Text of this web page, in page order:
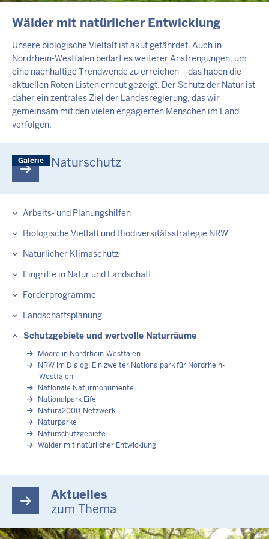
INHALTSSEITE
Wälder mit natürlicher Entwicklung
Unsere biologische Vielfalt ist akut gefährdet. Auch in
Nordrhein-Westfalen bedarf es weiterer Anstrengungen, um
eine nachhaltige Trendwende zu erreichen – das haben die
aktuellen Roten Listen erneut gezeigt. Der Schutz der Natur ist
daher ein zentrales Ziel der Landesregierung, das wir
gemeinsam mit den vielen engagierten Menschen im Land
verfolgen.
Naturschutz
Arbeits- und Planungshilfen
Biologische Vielfalt und Biodiversitätsstrategie NRW
Natürlicher Klimaschutz
Eingriffe in Natur und Landschaft
Förderprogramme
Landschaftsplanung
Schutzgebiete und wertvolle Naturräume
Moore in Nordrhein-Westfalen
NRW im Dialog: Ein zweiter Nationalpark für Nordrhein-
Westfalen
Nationale Naturmonumente
Nationalpark Eifel
Natura2000-Netzwerk
Naturparke
Naturschutzgebiete
Wälder mit natürlicher Entwicklung
Aktuelles
zum Thema
Galerie